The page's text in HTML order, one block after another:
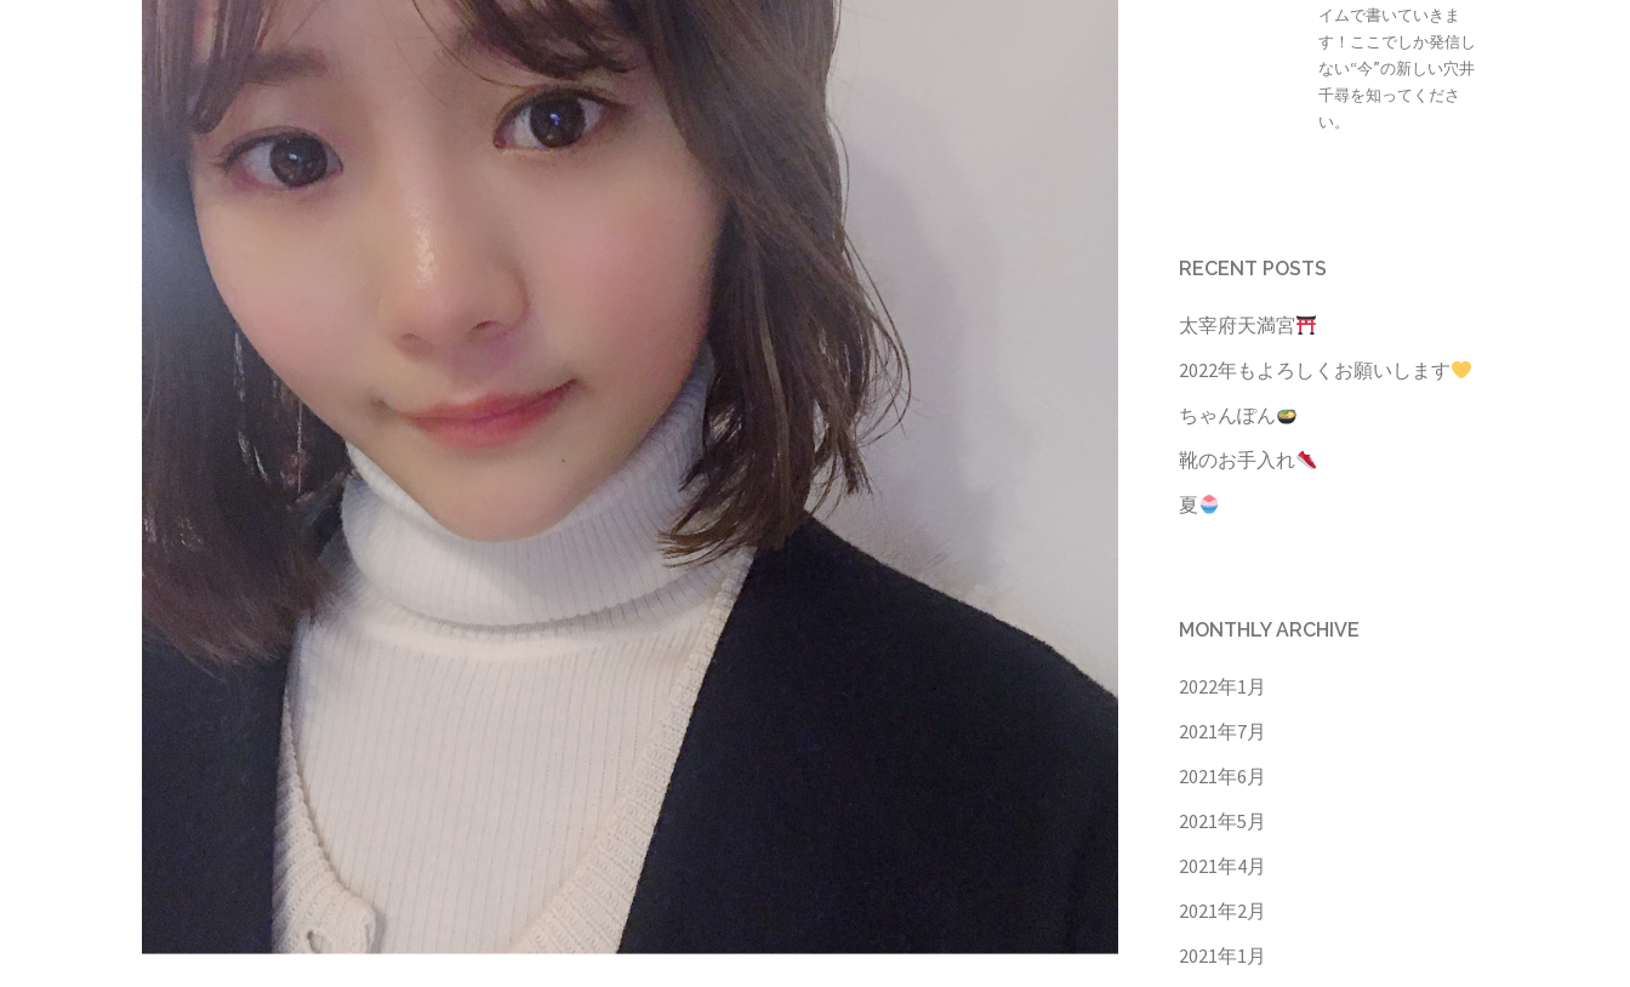
イムで書いていきま
す！ここでしか発信し
ない“今”の新しい穴井
千尋を知ってくださ
い。
RECENT POSTS
太宰府天満宮
2022年もよろしくお願いします
ちゃんぽん
靴のお手入れ
夏
MONTHLY ARCHIVE
2022年1月
2021年7月
2021年6月
2021年5月
2021年4月
2021年2月
2021年1月